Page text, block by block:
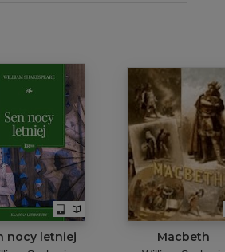
nocy letniej Macbeth